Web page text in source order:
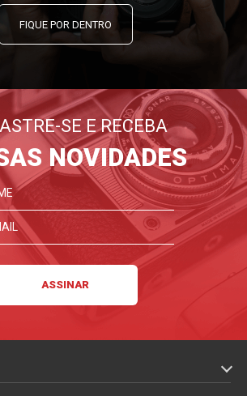
FIQUE POR DENTRO
SE E RECEBA
NOVIDADES